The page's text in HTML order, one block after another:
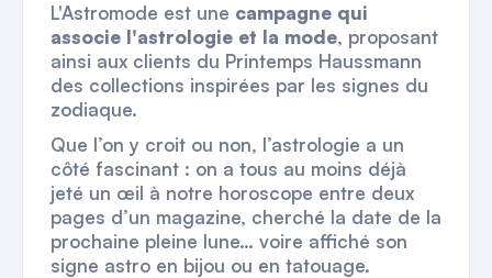
L'Astromode est une campagne qui
associe l'astrologie et la mode, proposant
ainsi aux clients du Printemps Haussmann
des collections inspirées par les signes du
zodiaque.
Que l’on y croit ou non, l’astrologie a un
côté fascinant : on a tous au moins déjà
jeté un œil à notre horoscope entre deux
pages d’un magazine, cherché la date de la
prochaine pleine lune… voire affiché son
signe astro en bijou ou en tatouage.